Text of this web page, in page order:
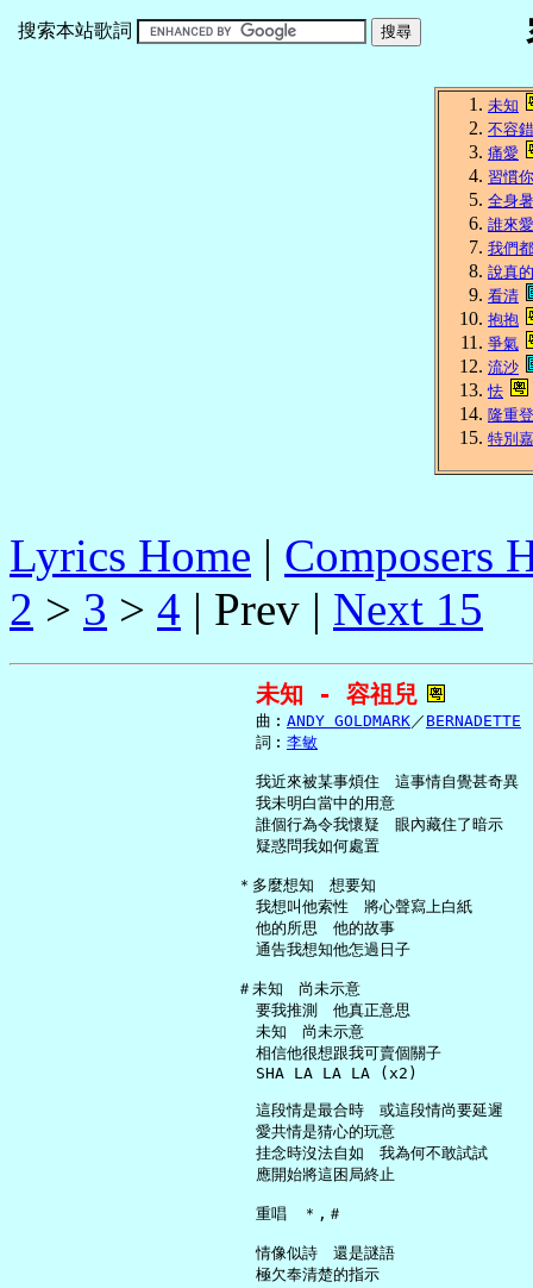
搜索本站歌詞
未知
不容
痛愛
習慣你
全身
誰來
我們
說真的
看清
抱抱
爭氣
流沙
怯
隆重
特別
Lyrics Home | Composers
2 > 3 > 4 | Prev | Next 15
未知 - 容祖兒
     曲︰
ANDY GOLDMARK／ BERNADETTE
     詞︰
李敏
     我近來被某事煩住　這事情自覺甚奇異
     我未明白當中的用意
     誰個行為令我懷疑　眼內藏住了暗示
     疑惑問我如何處置
   ＊多麼想知　想要知
     我想叫他索性　將心聲寫上白紙
     他的所思　他的故事
     通告我想知他怎過日子
   ＃未知　尚未示意
     要我推測　他真正意思
     未知　尚未示意
     相信他很想跟我可賣個關子
     SHA LA LA LA (x2)
     這段情是最合時　或這段情尚要延遲
     愛共情是猜心的玩意
     挂念時沒法自如　我為何不敢試試
     應開始將這困局終止
     重唱　＊,＃
     情像似詩　還是謎語
     極欠奉清楚的指示